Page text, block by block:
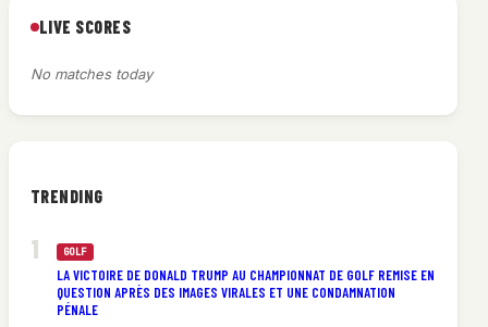
LIVE SCORES
No matches today
TRENDING
GOLF
LA VICTOIRE DE DONALD TRUMP AU CHAMPIONNAT DE GOLF REMISE EN
QUESTION APRÈS DES IMAGES VIRALES ET UNE CONDAMNATION
PÉNALE